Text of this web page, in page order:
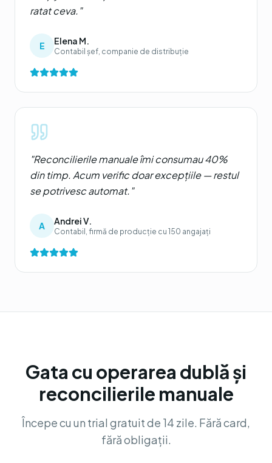
ratat ceva."
E Elena M.
Contabil șef, companie de distribuție
"Reconcilierile manuale îmi consumau 40%
din timp. Acum verific doar excepțiile — restul
se potrivesc automat."
A Andrei V.
Contabil, firmă de producție cu 150 angajați
Gata cu operarea dublă și
reconcilierile manuale
Începe cu un trial gratuit de 14 zile. Fără card,
fără obligații.